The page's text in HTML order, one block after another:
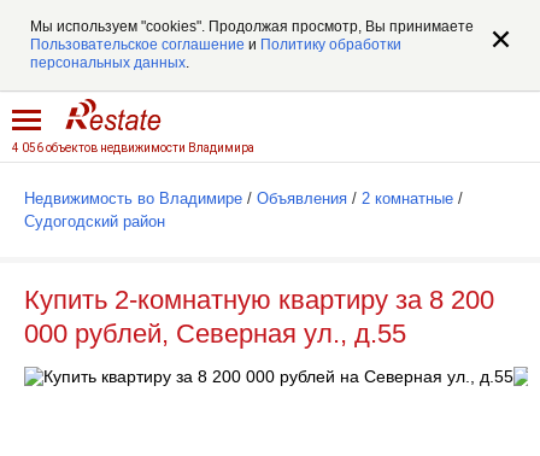
Мы используем "cookies". Продолжая просмотр, Вы принимаете
Пользовательское соглашение и Политику обработки
персональных данных.
4 056 объектов недвижимости Владимира
Недвижимость во Владимире / Объявления / 2 комнатные /
Судогодский район
Купить 2-комнатную квартиру за 8 200
000 рублей, Северная ул., д.55